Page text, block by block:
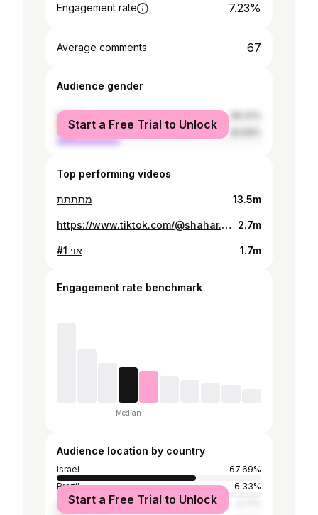
Engagement rate 7.23%
Average comments 67
Audience gender
female
male
Start a Free Trial to Unlock
Top performing videos
מתתתת 13.5m
https://www.tiktok.com/@shahar.shalmon/video/7578174443072113938 2.7m
אוי #1 1.7m
Engagement rate benchmark
Median
Audience location by country
Israel
67.69%
Brazil
6.33%
Philippines
Start a Free Trial to Unlock